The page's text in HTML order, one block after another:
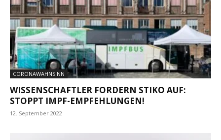
CORONAWAHNSINN
WISSENSCHAFTLER FORDERN STIKO AUF:
STOPPT IMPF-EMPFEHLUNGEN!
12. September 2022